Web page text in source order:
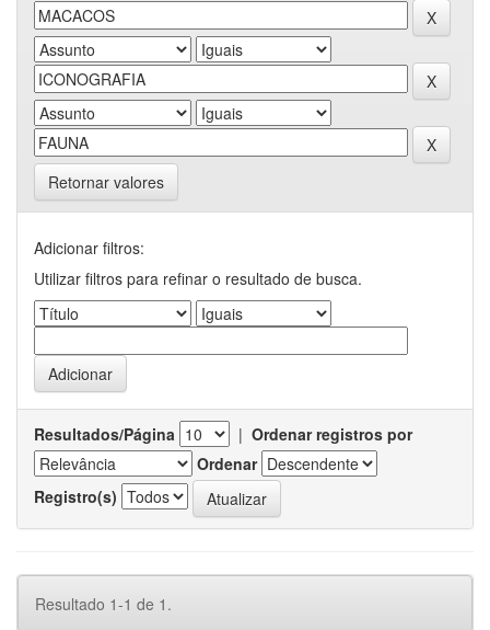
Retornar valores
Adicionar filtros:
Utilizar filtros para refinar o resultado de busca.
Resultados/Página | Ordenar registros por
Ordenar
Registro(s)
Resultado 1-1 de 1.